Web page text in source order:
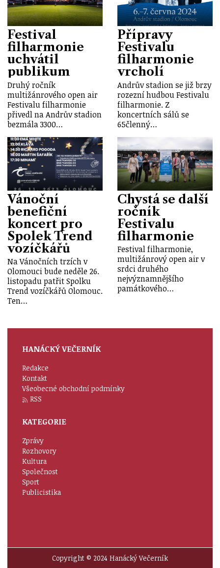
Festival
filharmonie
uchvátil
publikum
Druhý ročník
multižánrového open air
Festivalu filharmonie
přivedl na Andrův stadion
bezmála 3300…
Přípravy
Festivalu
filharmonie
vrcholí
Andrův stadion se již brzy
rozezní hudbou Festivalu
filharmonie. Z
koncertních sálů se
65členný…
Vánoční
benefiční
koncert pro
Spolek Trend
vozíčkářů
Na Vánočních trzích v
Olomouci bude neděle 26.
listopadu patřit Spolku
Trend vozíčkářů Olomouc.
Ten…
Chystá se další
ročník
Festivalu
filharmonie
Festival filharmonie,
multižánrový open air v
srdci druhého
nejvýznamnějšího
památkového…
HANÁCKÝ VEČERNÍK
Redakce
Kontakt
Všeobecné obchodní podmínky
RSS
KATEGORIE
Zprávy
Rozhovory
Kultura
Společnost
Sport
Publicistika
Copyright © 2024 Hanácký Večerník